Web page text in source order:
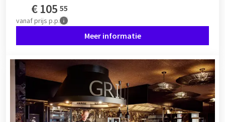
€105 55
vanafprijs p.p.
Meer informatie